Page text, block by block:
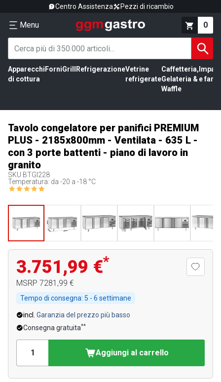
Centro Assistenza Pezzi di ricambio
Menu 0
Apparecchi
di cottura
ForniGrill RefrigerazioneVetrine
refrigerate
Caffetteria,
Gelateria &
Waffle
e
Tavolo congelatore per panifici PREMIUM
PLUS - 2185x800mm - Ventilata - 635 L -
con 3 porte battenti - piano di lavoro in
granito
SKU BTGI228
Temperatura: da -20 a -18 °C
3.751,99 €*
MSRP 7281,99 €
Tempo di consegna: 5 - 6 settimane
incl. Garanzia del prezzo più basso
Consegna gratuita**
Aggiungi al carrello